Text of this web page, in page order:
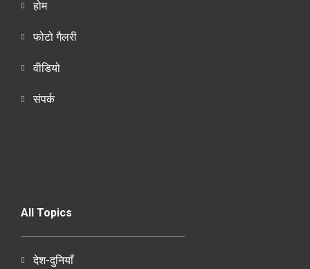
होम
फोटो गैलरी
वीडियो
संपर्क
All Topics
देश-दुनियाँ